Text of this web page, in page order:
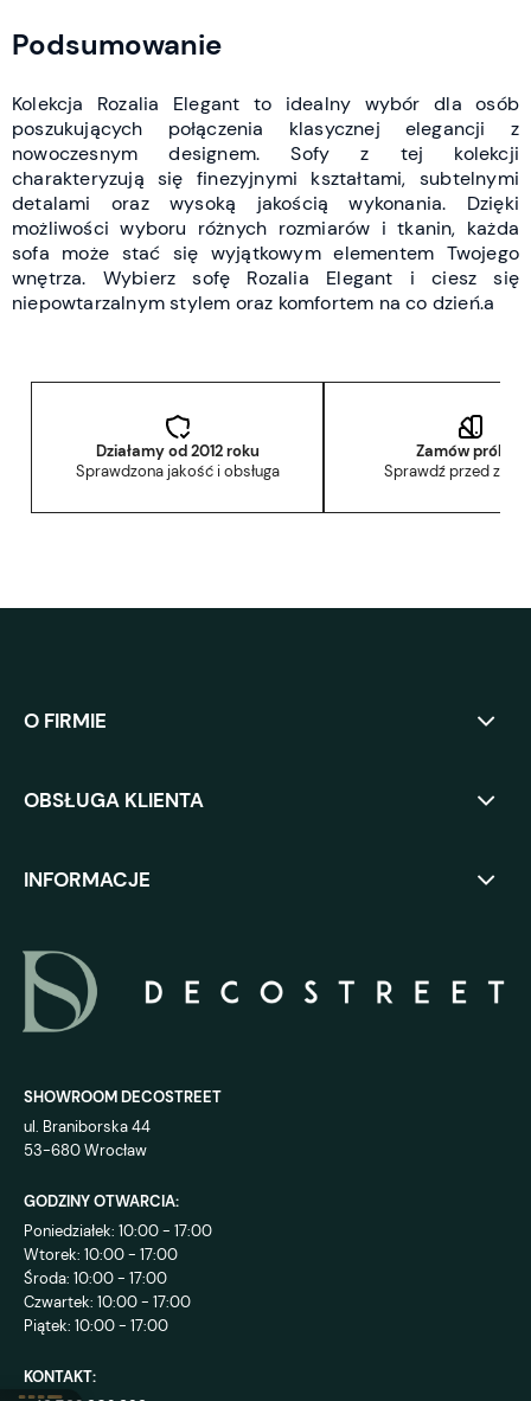
Podsumowanie
Kolekcja Rozalia Elegant to idealny wybór dla osób
poszukujących połączenia klasycznej elegancji z
nowoczesnym designem. Sofy z tej kolekcji
charakteryzują się finezyjnymi kształtami, subtelnymi
detalami oraz wysoką jakością wykonania. Dzięki
możliwości wyboru różnych rozmiarów i tkanin, każda
sofa może stać się wyjątkowym elementem Twojego
wnętrza. Wybierz sofę Rozalia Elegant i ciesz się
niepowtarzalnym stylem oraz komfortem na co dzień.a
Działamy od 2012 roku
Sprawdzona jakość i obsługa
Zamów próbkę
Sprawdź przed
O FIRMIE
OBSŁUGA KLIENTA
INFORMACJE
SHOWROOM DECOSTREET
ul. Braniborska 44
53-680 Wrocław
GODZINY OTWARCIA:
Poniedziałek: 10:00 - 17:00
Wtorek: 10:00 - 17:00
Środa: 10:00 - 17:00
Czwartek: 10:00 - 17:00
Piątek: 10:00 - 17:00
KONTAKT: